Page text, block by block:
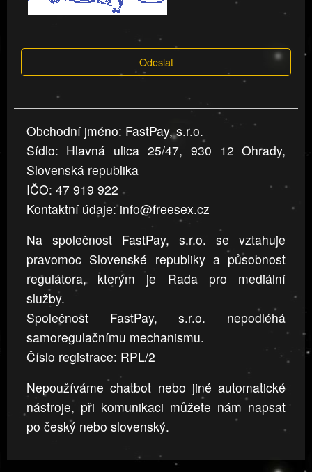
v
nahlášení
jsou
přesná
a
úplná
Odeslat
Obchodní jméno: FastPay, s.r.o.
Sídlo: Hlavná ulica 25/47, 930 12 Ohrady,
Slovenská republika
IČO: 47 919 922
Kontaktní údaje: info@freesex.cz
Na společnost FastPay, s.r.o. se vztahuje
pravomoc Slovenské republiky a působnost
regulátora, kterým je Rada pro mediální
služby.
Společnost FastPay, s.r.o. nepodléhá
samoregulačnímu mechanismu.
Číslo registrace: RPL/2
Nepoužíváme chatbot nebo jiné automatické
nástroje, při komunikaci můžete nám napsat
po český nebo slovenský.